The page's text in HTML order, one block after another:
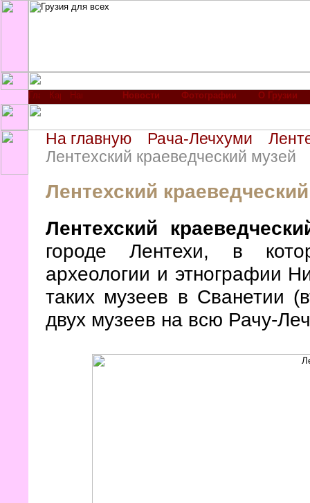
Новости Фотографии О Грузии
На главную Рача-Лечхуми
Лентехский краеведческий музей
Лентехский
Лентехский
городе Лентехи, в
археологии и этнографии
таких музеев в Сванетии
двух музеев на всю Рачу-